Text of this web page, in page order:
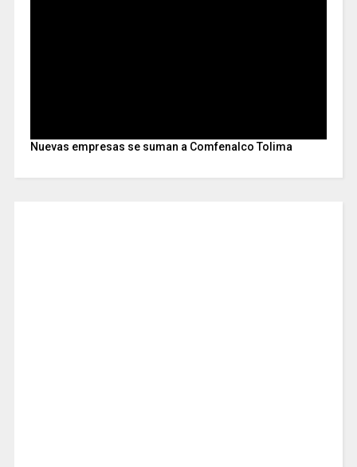
Nuevas empresas se suman a Comfenalco Tolima